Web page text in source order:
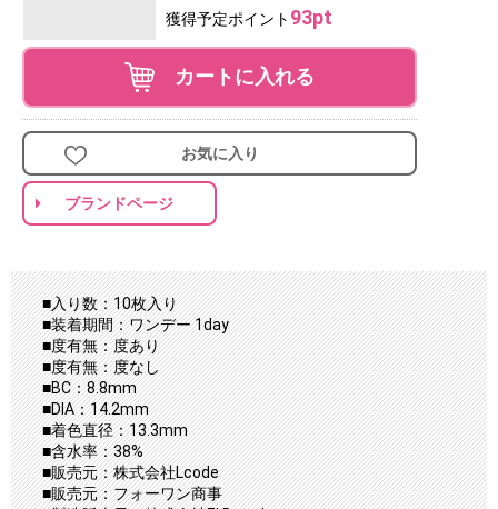
獲得予定ポイント 93pt
カートに入れる
お気に入り
ブランドページ
■入り数：10枚入り
■装着期間：ワンデー 1day
■度有無：度あり
■度有無：度なし
■BC：8.8mm
■DIA：14.2mm
■着色直径：13.3mm
■含水率：38%
■販売元：株式会社Lcode
■販売元：フォーワン商事